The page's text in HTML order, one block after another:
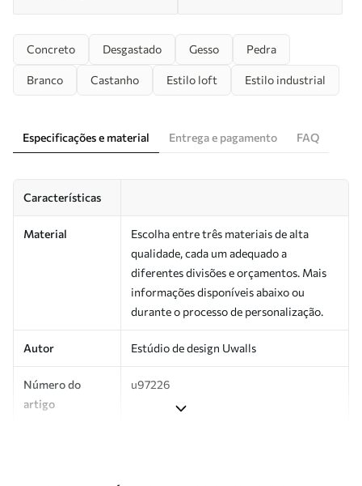
Concreto Desgastado Gesso Pedra
Branco Castanho Estilo loft Estilo industrial
Especificações e material Entrega e pagamento FAQ
Características
Material
Escolha entre três materiais de alta
qualidade, cada um adequado a
diferentes divisões e orçamentos. Mais
informações disponíveis abaixo ou
durante o processo de personalização.
Autor Estúdio de design Uwalls
Número do
artigo
u97226